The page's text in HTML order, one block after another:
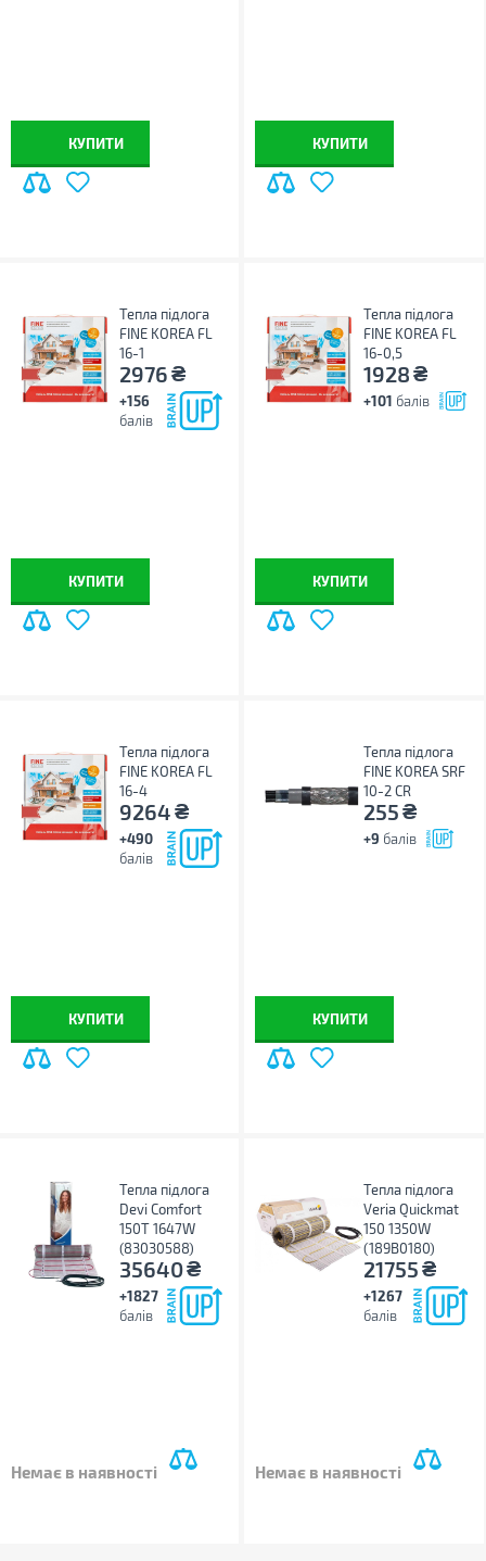
КУПИТИ КУПИТИ
Тепла підлога
FINE KOREA FL
16-1
2976₴
+156
балів
КУПИТИ
Тепла підлога
FINE KOREA FL
16-0,5
1928₴
+101 балів
КУПИТИ
Тепла підлога
FINE KOREA FL
16-4
9264₴
+490
балів
КУПИТИ
Тепла підлога
FINE KOREA SRF
10-2 CR
255₴
+9 балів
КУПИТИ
Тепла підлога
Devi Comfort
150T 1647W
(83030588)
35640₴
+1827
балів
Немає в наявності
Тепла підлога
Veria Quickmat
150 1350W
(189B0180)
21755₴
+1267
балів
Немає в наявності